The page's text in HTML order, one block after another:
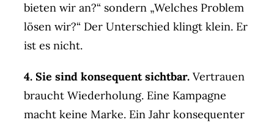
bieten wir an?“ sondern „Welches Problem
lösen wir?“ Der Unterschied klingt klein. Er
ist es nicht.
4. Sie sind konsequent sichtbar.Vertrauen
braucht Wiederholung. Eine Kampagne
macht keine Marke. Ein Jahr konsequenter